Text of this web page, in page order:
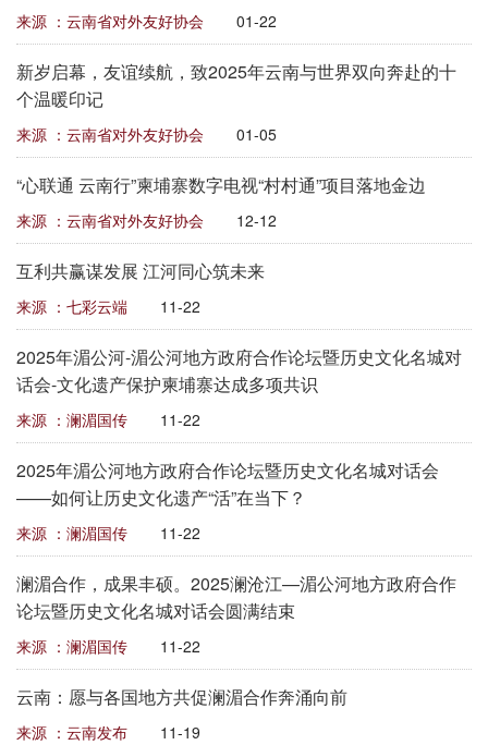
来源 ：云南省对外友好协会 01-22
新岁启幕，友谊续航，致2025年云南与世界双向奔赴的十
个温暖印记
来源 ：云南省对外友好协会 01-05
“心联通 云南行”柬埔寨数字电视“村村通”项目落地金边
来源 ：云南省对外友好协会 12-12
互利共赢谋发展 江河同心筑未来
来源 ：七彩云端 11-22
2025年湄公河-湄公河地方政府合作论坛暨历史文化名城对
话会-文化遗产保护柬埔寨达成多项共识
来源 ：澜湄国传 11-22
2025年湄公河地方政府合作论坛暨历史文化名城对话会
——如何让历史文化遗产“活”在当下？
来源 ：澜湄国传 11-22
澜湄合作，成果丰硕。2025澜沧江—湄公河地方政府合作
论坛暨历史文化名城对话会圆满结束
来源 ：澜湄国传 11-22
云南：愿与各国地方共促澜湄合作奔涌向前
来源 ：云南发布 11-19